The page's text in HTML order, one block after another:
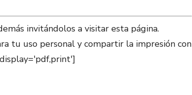
invitándolos a visitar esta página.
tu uso personal y compartir la impresión con